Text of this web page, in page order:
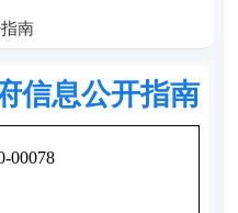
南
信息公开指南
00078